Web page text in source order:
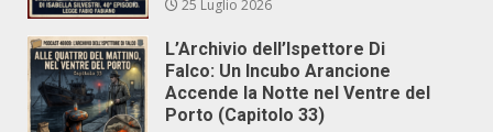
25 Luglio 2026
L’Archivio dell’Ispettore Di
Falco: Un Incubo Arancione
Accende la Notte nel Ventre del
Porto (Capitolo 33)